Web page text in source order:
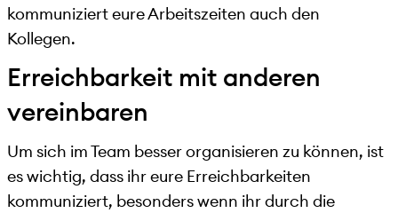
kommuniziert eure Arbeitszeiten auch den
Kollegen.
Erreichbarkeit mit anderen
vereinbaren
Um sich im Team besser organisieren zu können, ist
es wichtig, dass ihr eure Erreichbarkeiten
kommuniziert, besonders wenn ihr durch die